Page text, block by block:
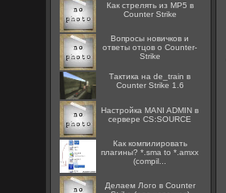
Как стрелять из MP5 в
Counter Strike
Вопросы новичков и
ответы отцов о Counter-
Strike
Тактика на de_train в
Counter Strike 1.6
Настройка MANI ADMIN в
сервере CS:SOURCE
Как компилировать
плагины? *.sma to *.amxx
(compil...
Делаем Лого в Counter